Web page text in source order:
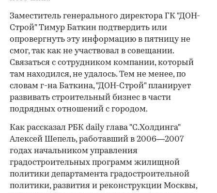
Заместитель генерального директора ГК "ДОН-
Строй" Тимур Баткин подтвердить или
опровергнуть эту информацию в пятницу не
смог, так как не участвовал в совещании.
Связаться с сотрудником компании, который
там находился, не удалось. Тем не менее, по
словам г-на Баткина, "ДОН-Строй" планирует
развивать строительный бизнес в части
подрядных отношений с городом.
Как рассказал РБК daily глава "С.Холдинга"
Алексей Шепель, работавший в 2006—2007
годах начальником управления
градостроительных программ жилищной
политики департамента градостроительной
политики, развития и реконструкции Москвы,